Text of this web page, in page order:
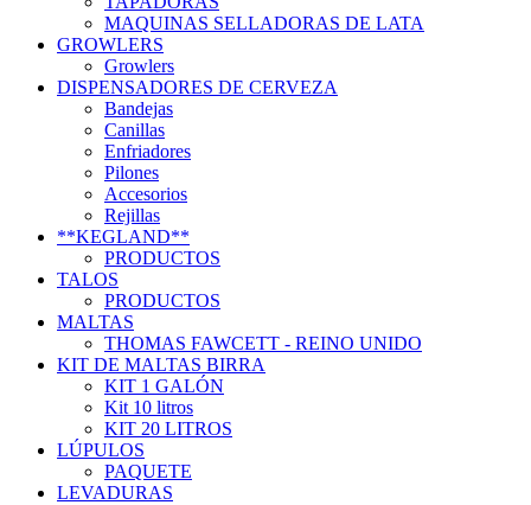
MAQUINAS SELLADORAS DE LATA
GROWLERS
Growlers
DISPENSADORES DE CERVEZA
Bandejas
Canillas
Enfriadores
Pilones
Accesorios
Rejillas
**KEGLAND**
PRODUCTOS
TALOS
PRODUCTOS
MALTAS
THOMAS FAWCETT - REINO UNIDO
KIT DE MALTAS BIRRA
KIT 1 GALÓN
Kit 10 litros
KIT 20 LITROS
LÚPULOS
PAQUETE
LEVADURAS